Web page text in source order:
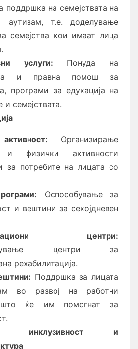
поддршка на семејствата на
аутизам, т.е. доделување
семејства кои имаат лица
услуги: Понуда на
и правна помош за
програми за едукација на
и семејствата.
Организирање
и физички активности
за потребите на лицата со
Оспособување за
и вештини за секојдневен
центри:
центри за
рехабилитација.
Поддршка за лицата
во развој на работни
што ќе им помогнат за
инклузивност и